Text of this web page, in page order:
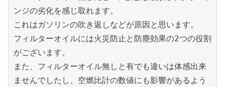
ンジの劣化を感じ取れます。
これはガソリンの吹き返しなどが原因と思います。
フィルターオイルには火災防止と防塵効果の2つの役割
がございます。
また、フィルターオイル無しと有でも違いは体感出来
ませんでしたし、空燃比計の数値にも影響があるよう